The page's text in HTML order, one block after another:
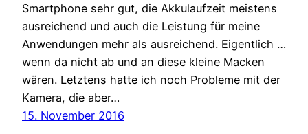
Smartphone sehr gut, die Akkulaufzeit meistens
ausreichend und auch die Leistung für meine
Anwendungen mehr als ausreichend. Eigentlich …
wenn da nicht ab und an diese kleine Macken
wären. Letztens hatte ich noch Probleme mit der
Kamera, die aber…
15. November 2016